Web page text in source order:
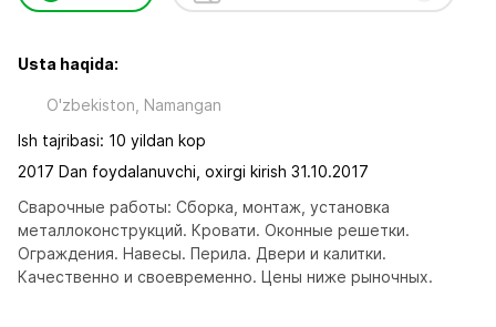
Usta haqida:
O'zbekiston, Namangan
Ish tajribasi: 10 yildan kop
2017 Dan foydalanuvchi, oxirgi kirish 31.10.2017
Сварочные работы: Сборка, монтаж, установка
металлоконструкций. Кровати. Оконные решетки.
Ограждения. Навесы. Перила. Двери и калитки.
Качественно и своевременно. Цены ниже рыночных.